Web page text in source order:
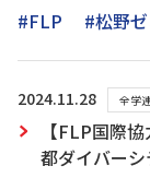
#FLP
#松野ゼ
2024.11.28 全学
【FLP国際
都ダイバー